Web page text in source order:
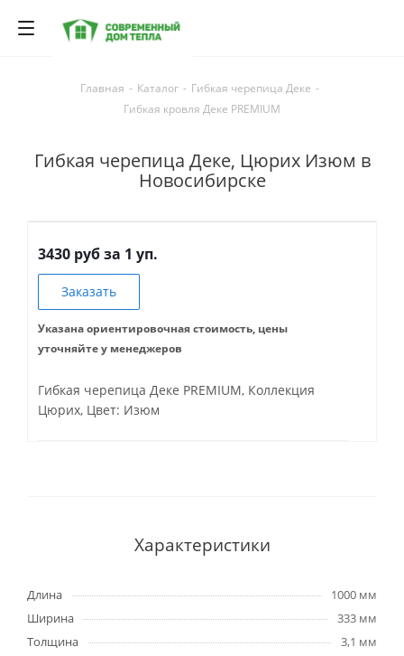
Главная - Каталог - Гибкая черепица Деке -
Гибкая кровля Деке PREMIUM
Гибкая черепица Деке, Цюрих Изюм в
Новосибирске
3430 руб за 1 уп.
Заказать
Указана ориентировочная стоимость, цены
уточняйте у менеджеров
Гибкая черепица Деке PREMIUM, Коллекция
Цюрих, Цвет: Изюм
Характеристики
Длина
1000 мм
Ширина
333 мм
Толщина
3,1 мм